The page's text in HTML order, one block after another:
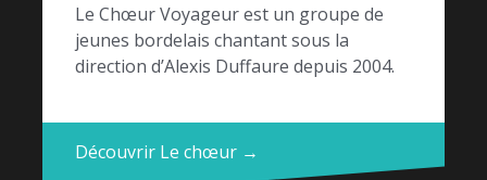
Le Chœur Voyageur est un groupe de
jeunes bordelais chantant sous la
direction d’Alexis Duffaure depuis 2004.
Découvrir Le chœur →